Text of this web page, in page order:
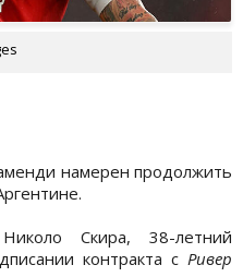
намерен продолжить
Скира, 38-летний
контракта с Ривер